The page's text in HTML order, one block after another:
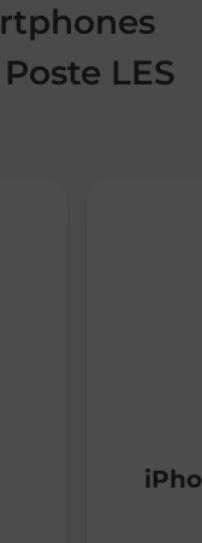
LES